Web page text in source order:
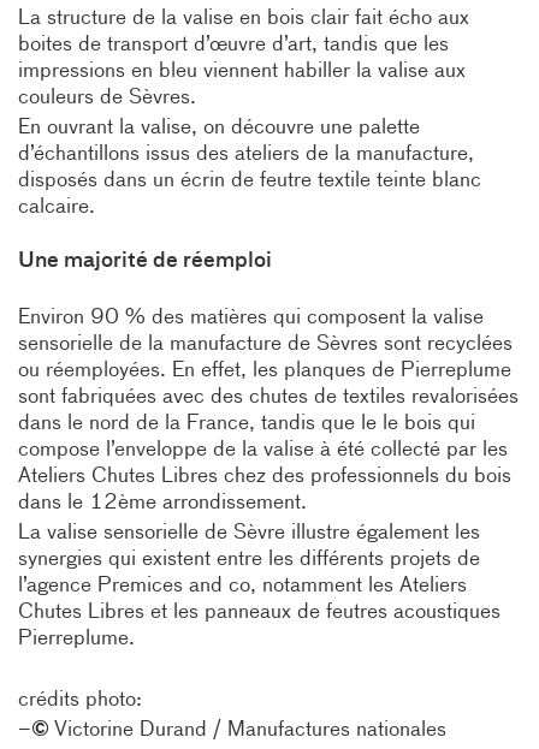
La structure de la valise en bois clair fait écho aux
boites de transport d’œuvre d’art, tandis que les
impressions en bleu viennent habiller la valise aux
couleurs de Sèvres.
En ouvrant la valise, on découvre une palette
d’échantillons issus des ateliers de la manufacture,
disposés dans un écrin de feutre textile teinte blanc
calcaire.
Une majorité de réemploi
Environ 90 % des matières qui composent la valise
sensorielle de la manufacture de Sèvres sont recyclées
ou réemployées. En effet, les planques de Pierreplume
sont fabriquées avec des chutes de textiles revalorisées
dans le nord de la France, tandis que le le bois qui
compose l’enveloppe de la valise à été collecté par les
Ateliers Chutes Libres chez des professionnels du bois
dans le 12ème arrondissement.
La valise sensorielle de Sèvre illustre également les
synergies qui existent entre les différents projets de
l’agence Premices and co, notamment les Ateliers
Chutes Libres et les panneaux de feutres acoustiques
Pierreplume.
crédits photo:
–© Victorine Durand / Manufactures nationales